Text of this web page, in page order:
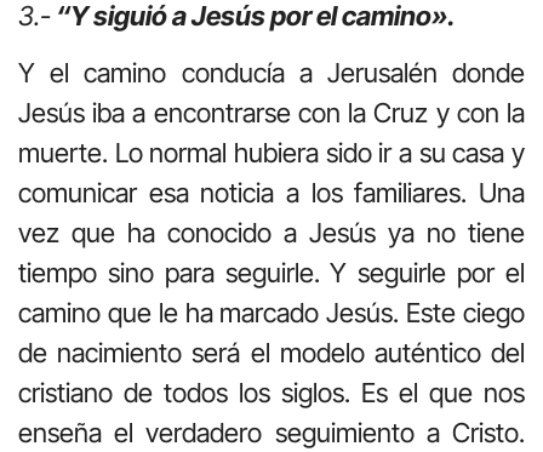
3.- “Y siguió a Jesús por el camino».
Y el camino conducía a Jerusalén donde
Jesús iba a encontrarse con la Cruz y con la
muerte. Lo normal hubiera sido ir a su casa y
comunicar esa noticia a los familiares. Una
vez que ha conocido a Jesús ya no tiene
tiempo sino para seguirle. Y seguirle por el
camino que le ha marcado Jesús. Este ciego
de nacimiento será el modelo auténtico del
cristiano de todos los siglos. Es el que nos
enseña el verdadero seguimiento a Cristo.